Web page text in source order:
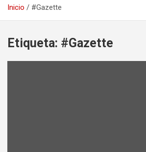
Inicio #Gazette
Etiqueta: #Gazette